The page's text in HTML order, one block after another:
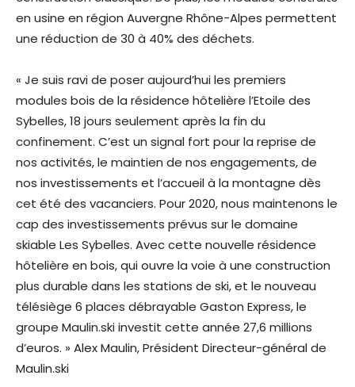
en usine en région Auvergne Rhône-Alpes permettent
une réduction de 30 à 40% des déchets.
« Je suis ravi de poser aujourd’hui les premiers
modules bois de la résidence hôtelière l’Etoile des
Sybelles, 18 jours seulement après la fin du
confinement. C’est un signal fort pour la reprise de
nos activités, le maintien de nos engagements, de
nos investissements et l’accueil à la montagne dès
cet été des vacanciers. Pour 2020, nous maintenons le
cap des investissements prévus sur le domaine
skiable Les Sybelles. Avec cette nouvelle résidence
hôtelière en bois, qui ouvre la voie à une construction
plus durable dans les stations de ski, et le nouveau
télésiège 6 places débrayable Gaston Express, le
groupe Maulin.ski investit cette année 27,6 millions
d’euros. » Alex Maulin, Président Directeur-général de
Maulin.ski